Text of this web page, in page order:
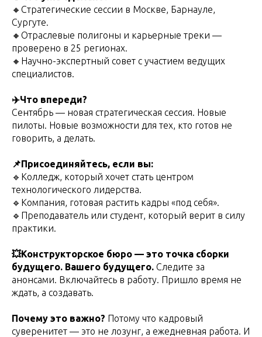
🔸Стратегические сессии в Москве, Барнауле,
Сургуте.
🔸Отраслевые полигоны и карьерные треки —
проверено в 25 регионах.
🔸Научно-экспертный совет с участием ведущих
специалистов.
✈️Что впереди?
Сентябрь — новая стратегическая сессия. Новые
пилоты. Новые возможности для тех, кто готов не
говорить, а делать.
📌Присоединяйтесь, если вы:
🔹Колледж, который хочет стать центром
технологического лидерства.
🔹Компания, готовая растить кадры «под себя».
🔹Преподаватель или студент, который верит в силу
практики.
💥Конструкторское бюро — это точка сборки
будущего. Вашего будущего. Следите за
анонсами. Включайтесь в работу. Пришло время не
ждать, а создавать.
Почему это важно? Потому что кадровый
суверенитет — это не лозунг, а ежедневная работа. И